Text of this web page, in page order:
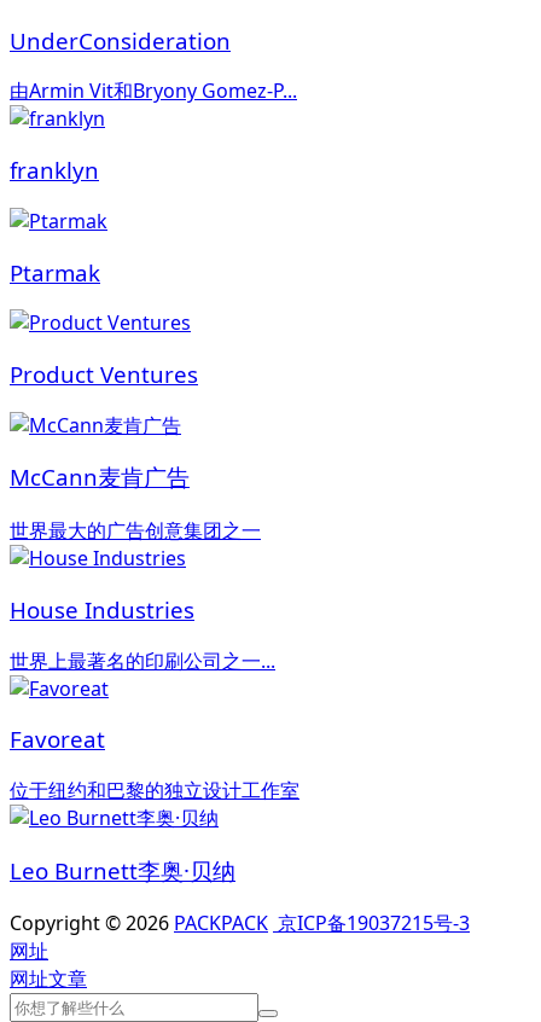
UnderConsideration
由Armin Vit和Bryony Gomez-P...
franklyn
Ptarmak
Product Ventures
McCann麦肯广告
世界最大的广告创意集团之一
House Industries
世界上最著名的印刷公司之一...
Favoreat
位于纽约和巴黎的独立设计工作室
Leo Burnett李奥·贝纳
Copyright © 2026 PACKPACK 京ICP备19037215号-3
网址
网址文章